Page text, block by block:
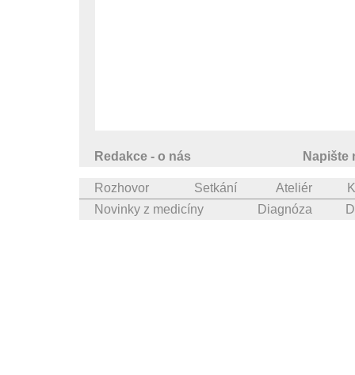
Redakce - o nás Napište
Rozhovor Setkání Ateliér
Novinky z medicíny
Diagnóza